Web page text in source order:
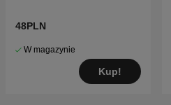
48PLN
W magazynie
Kup!